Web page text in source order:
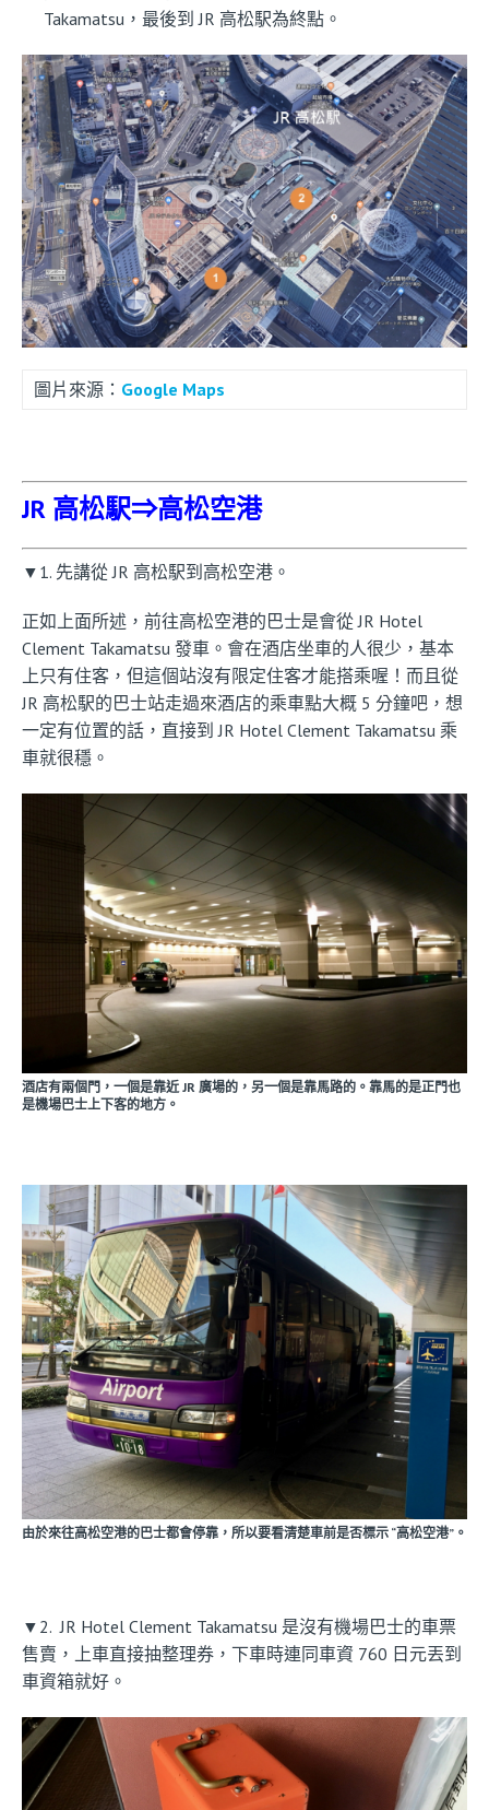
Takamatsu，最後到 JR 高松駅為終點。
圖片來源： Google Maps
JR 高松駅⇒高松空港
▼1. 先講從 JR 高松駅到高松空港。
正如上面所述，前往高松空港的巴士是會從 JR Hotel
Clement Takamatsu 發車。會在酒店坐車的人很少，基本
上只有住客，但這個站沒有限定住客才能搭乘喔！而且從
JR 高松駅的巴士站走過來酒店的乘車點大概 5 分鐘吧，想
一定有位置的話，直接到 JR Hotel Clement Takamatsu 乘
車就很穩。
酒店有兩個門，一個是靠近 JR 廣場的，另一個是靠馬路的。靠馬的是正門也
是機場巴士上下客的地方。
由於來往高松空港的巴士都會停靠，所以要看清楚車前是否標示 “高松空港”。
▼2. JR Hotel Clement Takamatsu 是沒有機場巴士的車票
售賣，上車直接抽整理券，下車時連同車資 760 日元丟到
車資箱就好。